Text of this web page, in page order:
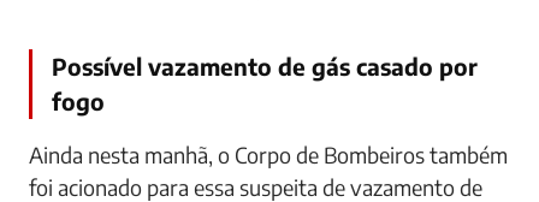
Possível vazamento de gás casado por
fogo
Ainda nesta manhã, o Corpo de Bombeiros também
foi acionado para essa suspeita de vazamento de